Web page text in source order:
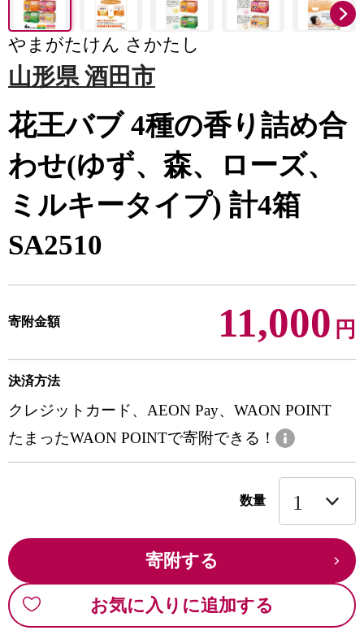
やまがたけん さかたし
山形県 酒田市
花王バブ 4種の香り詰め合
わせ(ゆず、森、ローズ、
ミルキータイプ) 計4箱
SA2510
寄附金額 11,000 円
決済方法
クレジットカード、AEON Pay、WAON POINT
たまったWAON POINTで寄附できる！
数量
寄附する
お気に入りに追加する